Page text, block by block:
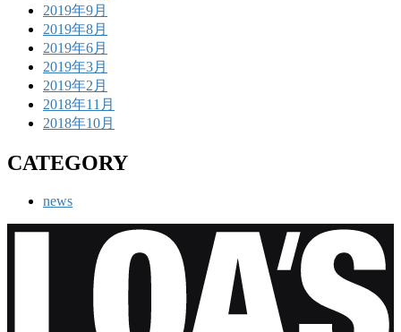
2019年9月
2019年8月
2019年6月
2019年3月
2019年2月
2018年11月
2018年10月
CATEGORY
news